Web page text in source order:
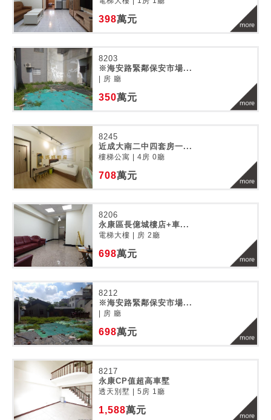
398萬元
8203
※海安路緊鄰保安市場...
| 房 廳
350萬元
8245
近成大南二中四套房一...
樓梯公寓 | 4房 0廳
708萬元
8206
永康區長億城樓店+車...
電梯大樓 | 房 2廳
698萬元
8212
※海安路緊鄰保安市場...
| 房 廳
698萬元
8217
永康CP值超高車墅
透天別墅 | 5房 1廳
1,588萬元